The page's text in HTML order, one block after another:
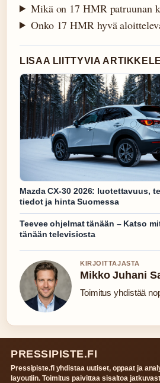
Mikä on 17 HMR patruunan
Onko 17 HMR hyvä
LISAA LIITTYVIA
Mazda CX-30 2026: luotettavuus,
tiedot ja hinta Suomessa
Teevee ohjelmat tänään – Katso
tänään televisiosta
KIRJOITTAJASTA
Mikko Juhani
Toimitus yhdistää
PRESSIPISTE.FI
Pressipiste.fi yhdistaa uutiset, oppaat ja
layoutiin. Toimitus paivittaa sisaltoa